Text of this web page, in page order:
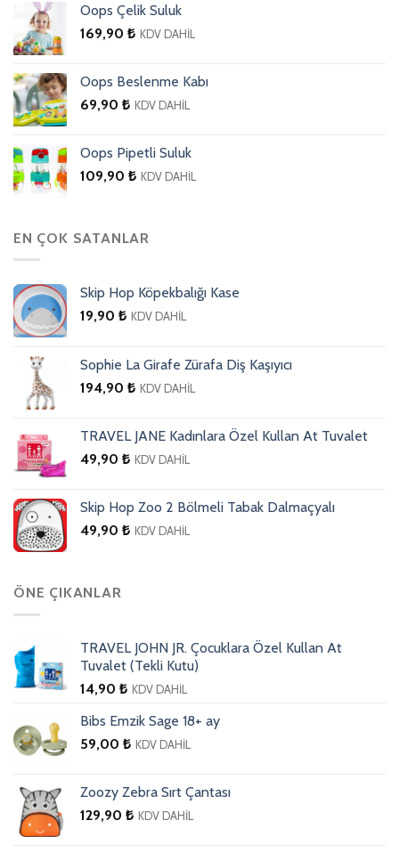
Oops Çelik Suluk
169,90 ₺ KDV DAHİL
Oops Beslenme Kabı
69,90 ₺ KDV DAHİL
Oops Pipetli Suluk
109,90 ₺ KDV DAHİL
EN ÇOK SATANLAR
Skip Hop Köpekbalığı Kase
19,90 ₺ KDV DAHİL
Sophie La Girafe Zürafa Diş Kaşıyıcı
194,90 ₺ KDV DAHİL
TRAVEL JANE Kadınlara Özel Kullan At Tuvalet
49,90 ₺ KDV DAHİL
Skip Hop Zoo 2 Bölmeli Tabak Dalmaçyalı
49,90 ₺ KDV DAHİL
ÖNE ÇIKANLAR
TRAVEL JOHN JR. Çocuklara Özel Kullan At
Tuvalet (Tekli Kutu)
14,90 ₺ KDV DAHİL
Bibs Emzik Sage 18+ ay
59,00 ₺ KDV DAHİL
Zoozy Zebra Sırt Çantası
129,90 ₺ KDV DAHİL